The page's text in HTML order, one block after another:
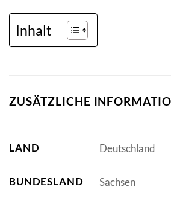
Inhalt
ZUSÄTZLICHE
LAND Deutschland
BUNDESLAND Sachsen